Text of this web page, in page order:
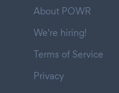
About POWR
We're hiring!
Terms of Service
Privacy